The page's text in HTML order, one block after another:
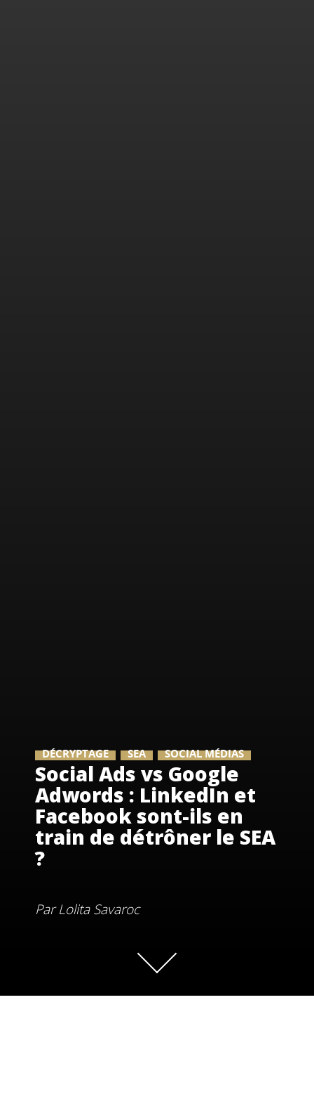
DÉCRYPTAGE SEA SOCIAL MÉDIAS
Social Ads vs Google
Adwords : LinkedIn et
Facebook sont-ils en
train de détrôner le SEA
?
ParLolita Savaroc